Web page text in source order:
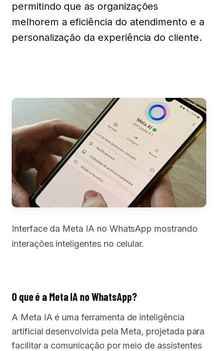
permitindo que as organizações
melhorem a eficiência do atendimento e a
personalização da experiência do cliente.
Interface da Meta IA no WhatsApp mostrando
interações inteligentes no celular.
O que é a Meta IA no WhatsApp?
A Meta IA é uma ferramenta de inteligência
artificial desenvolvida pela Meta, projetada para
facilitar a comunicação por meio de assistentes